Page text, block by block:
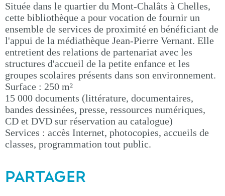
Située dans le quartier du Mont-Chalâts à Chelles,
cette bibliothèque a pour vocation de fournir un
ensemble de services de proximité en bénéficiant de
l'appui de la médiathèque Jean-Pierre Vernant. Elle
entretient des relations de partenariat avec les
structures d'accueil de la petite enfance et les
groupes scolaires présents dans son environnement.
Surface : 250 m²
15 000 documents (littérature, documentaires,
bandes dessinées, presse, ressources numériques,
CD et DVD sur réservation au catalogue)
Services : accès Internet, photocopies, accueils de
classes, programmation tout public.
PARTAGER